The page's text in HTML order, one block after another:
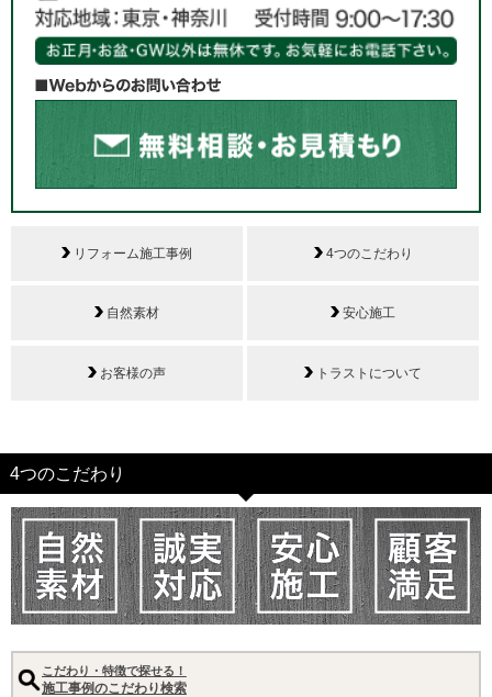
リフォーム施工事例 4つのこだわり
自然素材 安心施工
お客様の声 トラストについて
4つのこだわり
こだわり・特徴で探せる！
施工事例のこだわり検索